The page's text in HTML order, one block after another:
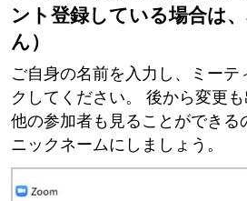
ント登録している場合は
ん）
ご自身の名前を入力し、ミーテ
クしてください。 後から変更も
他の参加者も見ることができる
ニックネームにしましょう。